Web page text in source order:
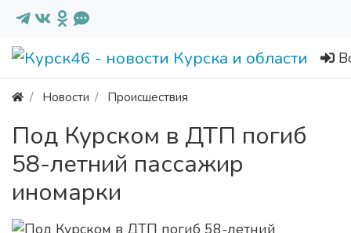
Новости Происшествия
Под Курском в ДТП погиб
58-летний пассажир
иномарки